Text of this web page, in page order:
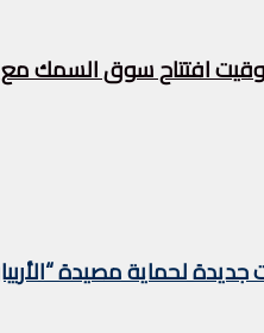
افتتاح سوق السمك
لحماية مصيدة